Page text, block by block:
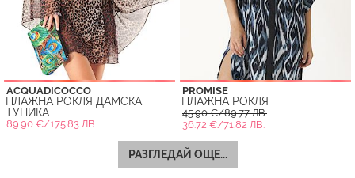
ACQUADICOCCO
ПЛАЖНА РОКЛЯ ДАМСКА
ТУНИКА
89.90 €/175.83 ЛВ.
PROMISE
ПЛАЖНА РОКЛЯ
45.90 €/89.77 ЛВ.
36.72 €/71.82 ЛВ.
РАЗГЛЕДАЙ ОЩЕ...